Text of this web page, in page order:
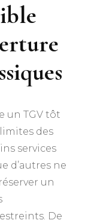
un TGV tôt
des
services
d’autres ne
un
De